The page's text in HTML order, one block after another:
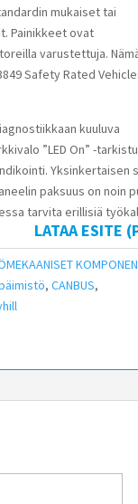
mukaiset tai
Painikkeet ovat
varustettuja.
Safety Rated
kuuluva
”LED On” -
Yksinkertaisen
paksuus on noin
tarvita erillisiä
LATAA ESITE
,CANBUS,